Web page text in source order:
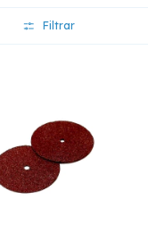
Filtrar